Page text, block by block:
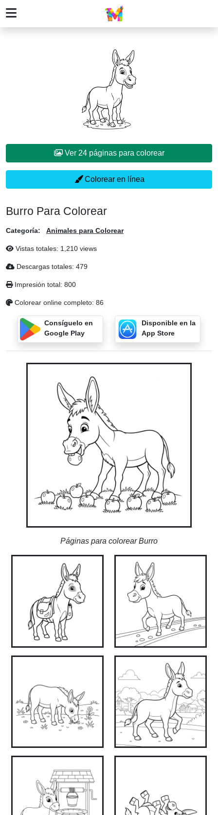
Ver 24 páginas para colorear
Colorear en línea
Burro Para Colorear
Categoría: Animales para Colorear
Vistas totales: 1,210 views
Descargas totales: 479
Impresión total: 800
Colorear online completo: 86
Consíguelo en
Google Play
Disponible en la
App Store
Páginas para colorear Burro